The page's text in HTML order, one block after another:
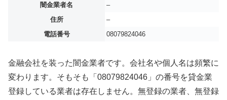
闇金業者名
–
住所
–
電話番号
08079824046
金融会社を装った闇金業者です。会社名や個人名は頻繁に
変わります。そもそも「08079824046」の番号を貸金業
登録している業者は存在しません。無登録の業者、無登録